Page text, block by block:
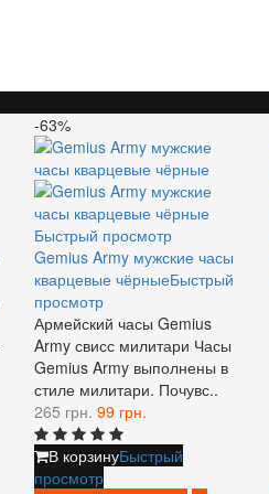
-63%
Быстрый просмотр
Gemius Army мужские часы
кварцевые чёрныеБыстрый
просмотр
Армейский часы Gemius
Army свисс милитари Часы
Gemius Army выполнены в
стиле милитари. Почувс..
265 грн. 99 грн.
В корзинуБыстрый
просмотр